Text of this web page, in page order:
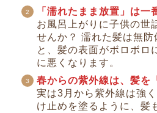
「濡れたまま放置」は一
お風呂上がりに子供の世
せんか？ 濡れた髪は無防
と、髪の表面がボロボロ
に悪くなります。
春からの紫外線は、髪を
実は3月から紫外線は強
け止めを塗るように、髪